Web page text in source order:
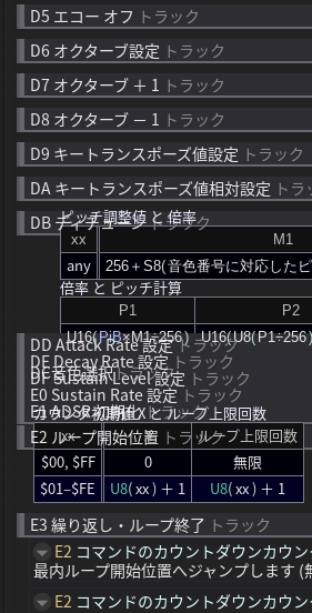
D5 エコー オフ トラック
D6 オクターブ設定 トラック
D7 オクターブ ＋ 1 トラック
D8 オクターブ － 1 トラック
D9 キートランスポーズ値設定 トラック
DA キートランスポーズ値相対設定 トラ
DB ディチューントラック
ピッチ調整値 と 倍率
xx M 1
any 256 ＋ S8(音色番号に対応した
倍率 と ピッチ計算
P1 P2
U16(PiB×M1÷256) U16(U8(P1÷256)
DC音色選択トラック
DD Attack Rate 設定トラック
DEDecay Rate 設定 トラック
DFSustain Level 設定 トラック
E0 Sustain Rate 設定 トラック
E1ADSR 初期化トラック
E2 ループ開始位置 トラック
カウンタ初期値 X と ループ上限回数
xx
X
ループ上限回数
$00, $FF
0
無限
$01–$FE
U8(xx) ＋ 1 U8(xx) ＋ 1
E3 繰り返し・ループ終了 トラック
E2 コマンドのカウントダウンカウ
最内ループ開始位置へジャンプします (
E2 コマンドのカウントダウンカウ